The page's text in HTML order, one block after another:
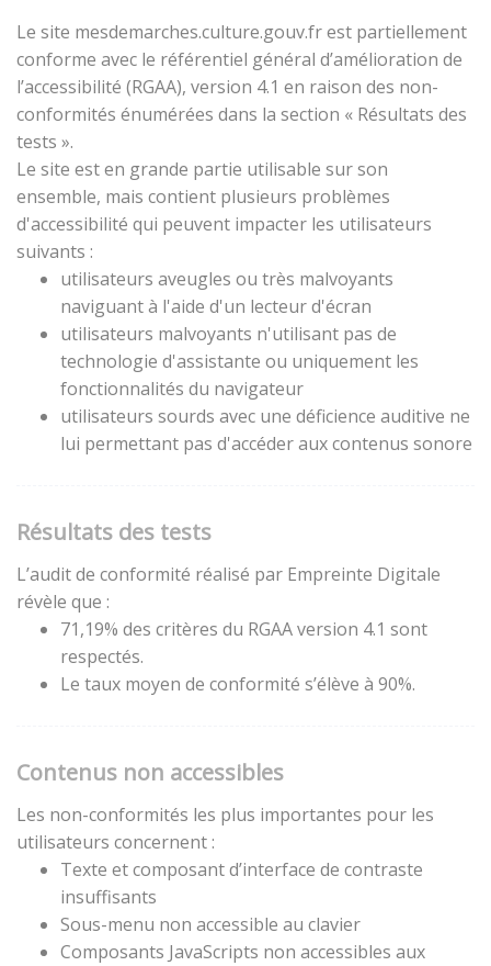
Le site mesdemarches.culture.gouv.fr est partiellement
conforme avec le référentiel général d’amélioration de
l’accessibilité (RGAA), version 4.1 en raison des non-
conformités énumérées dans la section « Résultats des
tests ».
Le site est en grande partie utilisable sur son
ensemble, mais contient plusieurs problèmes
d'accessibilité qui peuvent impacter les utilisateurs
suivants :
utilisateurs aveugles ou très malvoyants
naviguant à l'aide d'un lecteur d'écran
utilisateurs malvoyants n'utilisant pas de
technologie d'assistante ou uniquement les
fonctionnalités du navigateur
utilisateurs sourds avec une déficience auditive ne
lui permettant pas d'accéder aux contenus sonore
Résultats des tests
L’audit de conformité réalisé par Empreinte Digitale
révèle que :
71,19% des critères du RGAA version 4.1 sont
respectés.
Le taux moyen de conformité s’élève à 90%.
Contenus non accessibles
Les non-conformités les plus importantes pour les
utilisateurs concernent :
Texte et composant d’interface de contraste
insuffisants
Sous-menu non accessible au clavier
Composants JavaScripts non accessibles aux